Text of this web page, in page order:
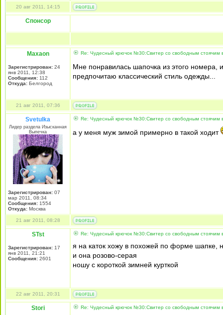
20 авг 2011, 14:15
Спонсор
Maxaon
Зарегистрирован: 24
янв 2011, 12:38
Сообщения: 112
Откуда: Белгород
Re: Чудесный крючок №30:Свитер со свободным стоячим
Мне понравилась шапочка из этого
предпочитаю классический стиль одежды...
21 авг 2011, 07:36
Svetulka
Лидер раздела Изысканная
Выпечка
Зарегистрирован: 07
мар 2011, 08:34
Сообщения: 1554
Откуда: Москва
Re: Чудесный крючок №30:Свитер со свободным стоячим
а у меня муж зимой примерно в такой ходит
21 авг 2011, 08:28
STst
Зарегистрирован: 17
янв 2011, 21:21
Сообщения: 2601
Re: Чудесный крючок №30:Свитер со свободным стоячим
я на каток хожу в похожей по форме шапке,
и она розово-серая
ношу с короткой зимней курткой
22 авг 2011, 20:31
Stori Re: Чудесный крючок №30:Свитер со свободным стоячим